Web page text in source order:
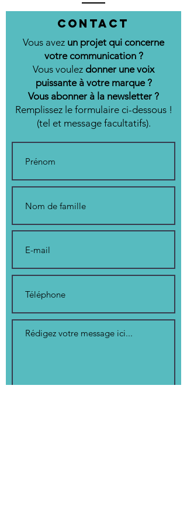
Contact
Vous avez un projet qui concerne
votre communication ?
Vous voulez donner une voix
puissante à votre marque ?
Vous abonner à la newsletter ?
Remplissez le formulaire ci-dessous !
(tel et message facultatifs).